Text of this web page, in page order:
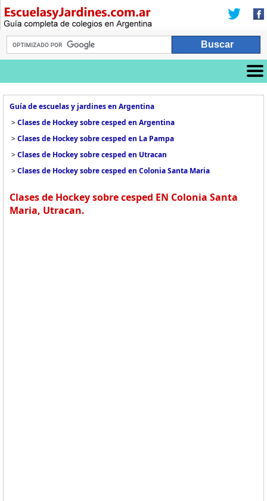
Guía de escuelas y jardines en Argentina
>Clases de Hockey sobre cesped en Argentina
>Clases de Hockey sobre cesped en La Pampa
>Clases de Hockey sobre cesped en Utracan
>Clases de Hockey sobre cesped en Colonia Santa Maria
Clases de Hockey sobre cesped EN Colonia Santa
Maria, Utracan.